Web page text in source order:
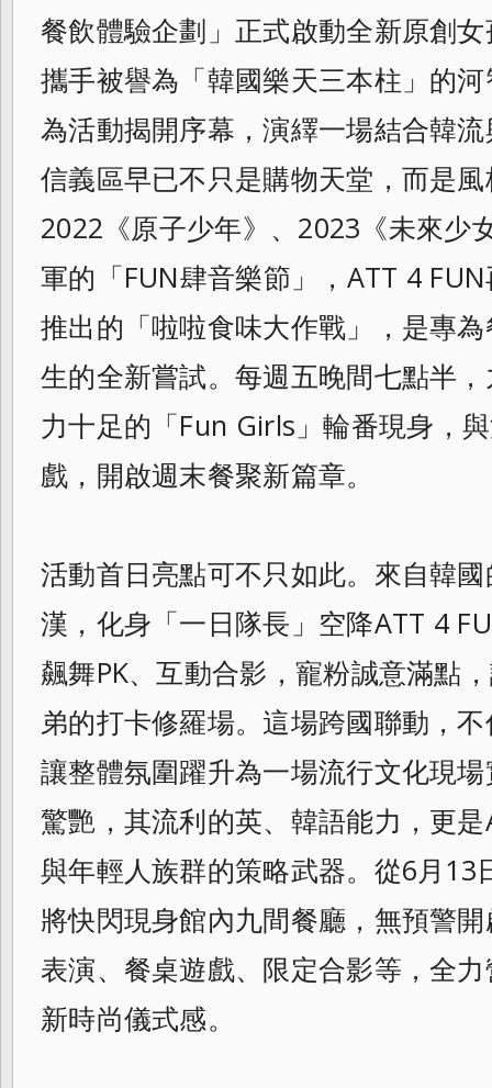
餐飲體驗企劃」正式啟動全新原創
攜手被譽為「韓國樂天三本柱」的
為活動揭開序幕，演繹一場結合韓
信義區早已不只是購物天堂，而是
2022《原子少年》、2023《未來少
軍的「FUN肆音樂節」，ATT 4
推出的「啦啦食味大作戰」，是專
生的全新嘗試。每週五晚間七點半
力十足的「Fun Girls」輪番現身，
戲，開啟週末餐聚新篇章。
活動首日亮點可不只如此。來自韓
漢，化身「一日隊長」空降ATT 4
飆舞PK、互動合影，寵粉誠意滿點
弟的打卡修羅場。這場跨國聯動，
讓整體氛圍躍升為一場流行文化現
驚艷，其流利的英、韓語能力，更
與年輕人族群的策略武器。從6月13
將快閃現身館內九間餐廳，無預警
表演、餐桌遊戲、限定合影等，全
新時尚儀式感。